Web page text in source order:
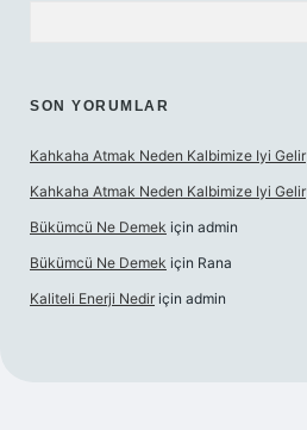
SON YORUMLAR
Kahkaha Atmak Neden Kalbimize Iyi Gelir
Kahkaha Atmak Neden Kalbimize Iyi Gelir
Bükümcü Ne Demek için admin
Bükümcü Ne Demek için Rana
Kaliteli Enerji Nedir için admin